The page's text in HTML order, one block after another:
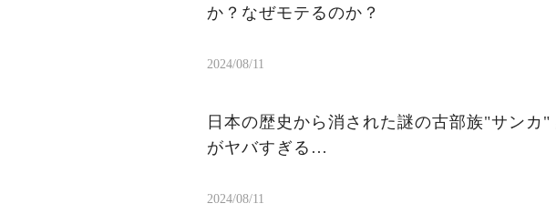
か？なぜモテるのか？
2024/08/11
日本の歴史から消された謎の古部族"サンカ
がヤバすぎる…
2024/08/11